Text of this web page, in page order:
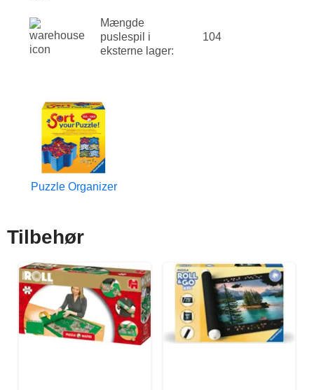
Mængde
puslespil i
eksterne lager:
104
Puzzle Organizer
Tilbehør